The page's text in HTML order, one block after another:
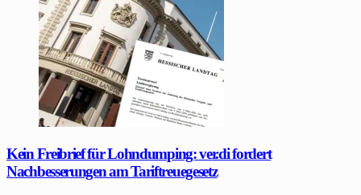
Kein Freibrief für Lohndumping: ver.di fordert
Nachbesserungen am Tariftreuegesetz